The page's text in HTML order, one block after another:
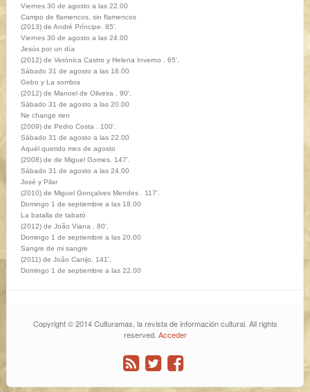
Viernes 30 de agosto a las 22.00
Campo de flamencos, sin flamencos
(2013) de André Príncipe. 85'.
Viernes 30 de agosto a las 24.00
Jesús por un día
(2012) de Verónica Castro y Helena Inverno . 65'.
Sábado 31 de agosto a las 18.00
Gebo y La sombra
(2012) de Manoel de Oliveira . 90'.
Sábado 31 de agosto a las 20.00
Ne change rien
(2009) de Pedro Costa . 100'.
Sábado 31 de agosto a las 22.00
Aquél querido mes de agosto
(2008) de de Miguel Gomes. 147'.
Sábado 31 de agosto a las 24.00
José y Pilar
(2010) de Miguel Gonçalves Mendes . 117'.
Domingo 1 de septiembre a las 18.00
La batalla de tabató
(2012) de João Viana . 80'.
Domingo 1 de septiembre a las 20.00
Sangre de mi sangre
(2011) de João Canijo. 141'.
Domingo 1 de septiembre a las 22.00
Copyright © 2014 Culturamas, la revista de información cultural. All rights
reserved. Acceder